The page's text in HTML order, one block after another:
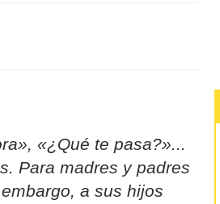
«¿Qué te pasa?»...
Para madres y padres
a sus hijos